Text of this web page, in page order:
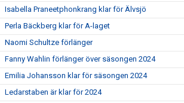
Isabella Praneetphonkrang klar för Älvsjö
Perla Bäckberg klar för A-laget
Naomi Schultze förlänger
Fanny Wahlin förlänger över säsongen 2024
Emilia Johansson klar för säsongen 2024
Ledarstaben är klar för 2024